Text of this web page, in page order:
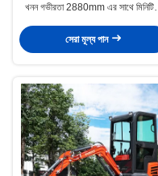
খনন গভীরতা 2880mm এর সাথে মিনিটিউর
সেরা মূল্য পান